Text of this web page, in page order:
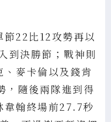
22比12攻勢再以
到決勝節；戰神則
麥卡倫以及錢肯
，隨後兩隊進到得
韋翰終場前27.7秒